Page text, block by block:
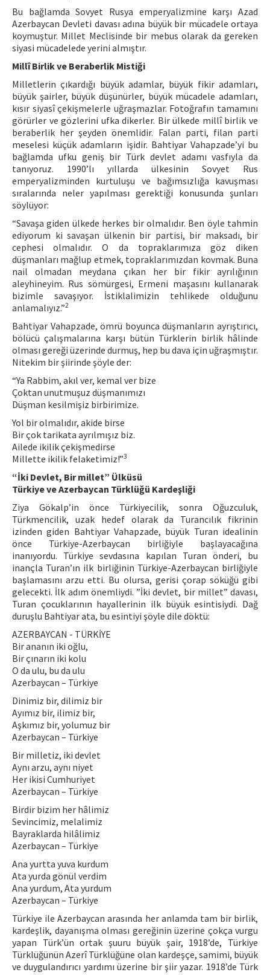
Bu bağlamda Sovyet Rusya emperyalizmine karşı Azad
Azerbaycan Devleti davası adına büyük bir mücadele ortaya
koymuştur. Millet Meclisinde bir mebus olarak da gereken
siyasi mücadelede yerini almıştır.
Millî Birlik ve Beraberlik Mistiği
Milletlerin çıkardığı büyük adamlar, büyük fikir adamları,
büyük şairler, büyük düşünürler, büyük mücadele adamları,
kısır siyasî çekişmelerle uğraşmazlar. Fotoğrafın tamamını
görürler ve gözlerini ufka dikerler. Bir ülkede millî birlik ve
beraberlik her şeyden önemlidir. Falan parti, filan parti
meselesi küçük adamların işidir. Bahtiyar Vahapzade’yi bu
bağlamda ufku geniş bir Türk devlet adamı vasfıyla da
tanıyoruz. 1990’lı yıllarda ülkesinin Sovyet Rus
emperyalizminden kurtuluşu ve bağımsızlığa kavuşması
sıralarında neler yapılması gerektiği konusunda şunları
söylüyor:
“Savaşa giden ülkede herkes bir olmalıdır. Ben öyle tahmin
ediyorum ki savaşan ülkenin bir partisi, bir maksadı, bir
cephesi olmalıdır. O da topraklarımıza göz diken
düşmanları mağlup etmek, topraklarımızdan kovmak. Buna
nail olmadan meydana çıkan her bir fikir ayrılığının
aleyhineyim. Rus sömürgesi, Ermeni maşasını kullanarak
bizimle savaşıyor. İstiklalimizin tehlikede olduğunu
anlamalıyız.”2
Bahtiyar Vahapzade, ömrü boyunca düşmanların ayrıştırıcı,
bölücü çalışmalarına karşı bütün Türklerin birlik hâlinde
olması gereği üzerinde durmuş, hep bu dava için uğraşmıştır.
Nitekim bir şiirinde şöyle der:
“Ya Rabbim, akıl ver, kemal ver bize
Çoktan unutmuşuz düşmanımızı
Düşman kesilmişiz birbirimize.
Yol bir olmalıdır, akide birse
Bir çok tarikata ayrılmışız biz.
Ailede ikilik çekişmedirse
Millette ikilik felaketimiz!”3
“İki Devlet, Bir millet” Ülküsü
Türkiye ve Azerbaycan Türklüğü Kardeşliği
Ziya Gökalp’in önce Türkiyecilik, sonra Oğuzculuk,
Türkmencilik, uzak hedef olarak da Turancılık fikrinin
izinden giden Bahtiyar Vahapzade, büyük Turan idealinin
önce Türkiye-Azerbaycan birliğiyle başlayacağına
inanıyordu. Türkiye sevdasına kapılan Turan önderi, bu
inançla Turan’ın ilk birliğinin Türkiye-Azerbaycan birliğiyle
başlamasını arzu etti. Bu olursa, gerisi çorap söküğü gibi
gelecekti. İlk adım önemliydi. ”İki devlet, bir millet” davası,
Turan çocuklarının hayallerinin ilk büyük esintisiydi. Dağ
duruşlu Bahtiyar ata, bu esintiyi şöyle dile döktü:
AZERBAYCAN - TÜRKİYE
Bir ananın iki oğlu,
Bir çınarın iki kolu
O da ulu, bu da ulu
Azerbaycan – Türkiye
Dinimiz bir, dilimiz bir
Ayımız bir, ilimiz bir,
Aşkımız bir, yolumuz bir
Azerbaycan – Türkiye
Bir milletiz, iki devlet
Aynı arzu, aynı niyet
Her ikisi Cumhuriyet
Azerbaycan – Türkiye
Birdir bizim her hâlimiz
Sevincimiz, melalimiz
Bayraklarda hilâlimiz
Azerbaycan – Türkiye
Ana yurtta yuva kurdum
Ata yurda gönül verdim
Ana yurdum, Ata yurdum
Azerbaycan – Türkiye
Türkiye ile Azerbaycan arasında her anlamda tam bir birlik,
kardeşlik, dayanışma olması gereğinin üzerine çokça vurgu
yapan Türk’ün ortak şuuru büyük şair, 1918’de, Türkiye
Türklüğünün Azerî Türklüğüne olan kardeşçe, samimi, büyük
ve duygulandırıcı yardımı üzerine bir şiir yazar. 1918’de Türk